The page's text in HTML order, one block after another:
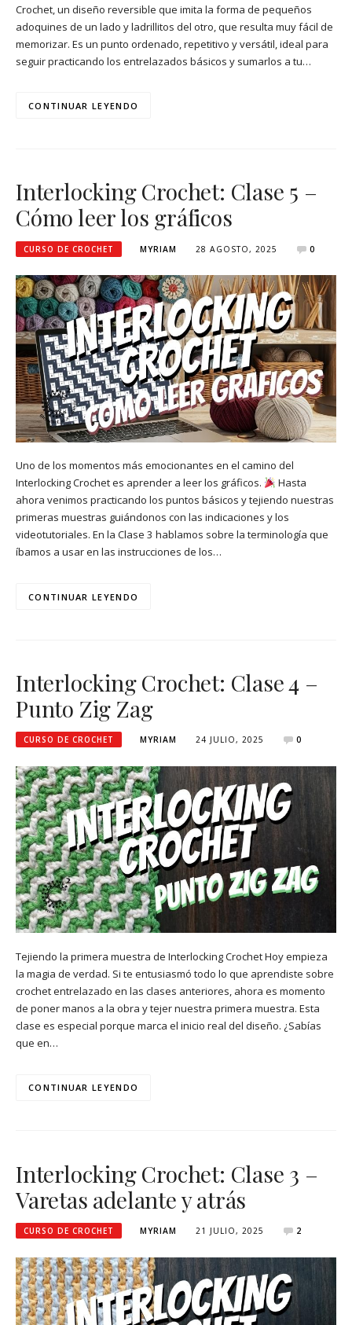
Crochet, un diseño reversible que imita la forma de pequeños
adoquines de un lado y ladrillitos del otro, que resulta muy fácil de
memorizar. Es un punto ordenado, repetitivo y versátil, ideal para
seguir practicando los entrelazados básicos y sumarlos a tu…
CONTINUAR LEYENDO
Interlocking Crochet: Clase 5 –
Cómo leer los gráficos
CURSO DE CROCHET MYRIAM 28 AGOSTO, 2025 0
Uno de los momentos más emocionantes en el camino del
Interlocking Crochet es aprender a leer los gráficos.
Hasta
ahora venimos practicando los puntos básicos y tejiendo nuestras
primeras muestras guiándonos con las indicaciones y los
videotutoriales. En la Clase 3 hablamos sobre la terminología que
íbamos a usar en las instrucciones de los…
CONTINUAR LEYENDO
Interlocking Crochet: Clase 4 –
Punto Zig Zag
CURSO DE CROCHET MYRIAM 24 JULIO, 2025 0
Tejiendo la primera muestra de Interlocking Crochet Hoy empieza
la magia de verdad. Si te entusiasmó todo lo que aprendiste sobre
crochet entrelazado en las clases anteriores, ahora es momento
de poner manos a la obra y tejer nuestra primera muestra. Esta
clase es especial porque marca el inicio real del diseño. ¿Sabías
que en…
CONTINUAR LEYENDO
Interlocking Crochet: Clase 3 –
Varetas adelante y atrás
CURSO DE CROCHET MYRIAM 21 JULIO, 2025 2